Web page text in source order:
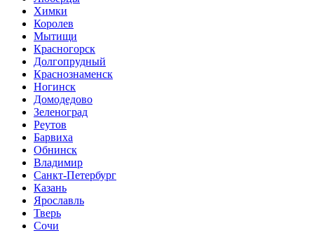
Химки
Королев
Мытищи
Красногорск
Долгопрудный
Краснознаменск
Ногинск
Домодедово
Зеленоград
Реутов
Барвиха
Обнинск
Владимир
Санкт-Петербург
Казань
Ярославль
Тверь
Сочи